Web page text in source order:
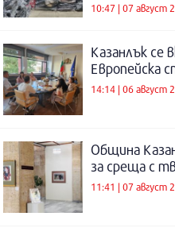
10:47 | 07 август
Казанлък се
Европейска
14:14 | 06 август
Община
за среща с
11:41 | 07 август